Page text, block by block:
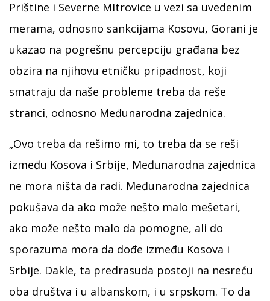
Prištine i Severne MItrovice u vezi sa uvedenim
merama, odnosno sankcijama Kosovu, Gorani je
ukazao na pogrešnu percepciju građana bez
obzira na njihovu etničku pripadnost, koji
smatraju da naše probleme treba da reše
stranci, odnosno Međunarodna zajednica.
„Ovo treba da rešimo mi, to treba da se reši
između Kosova i Srbije, Međunarodna zajednica
ne mora ništa da radi. Međunarodna zajednica
pokušava da ako može nešto malo mešetari,
ako može nešto malo da pomogne, ali do
sporazuma mora da dođe između Kosova i
Srbije. Dakle, ta predrasuda postoji na nesreću
oba društva i u albanskom, i u srpskom. To da